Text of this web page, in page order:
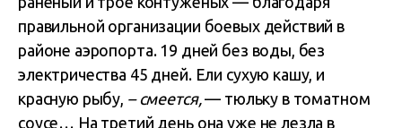
правильной организации боевых действий в
районе аэропорта. 19 дней без воды, без
электричества 45 дней. Ели сухую кашу, и
красную рыбу, – смеется,— тюльку в томатном
соусе… На третий день она уже не лезла в